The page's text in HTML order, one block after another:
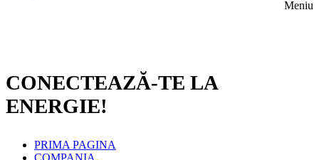
Meniu
CONECTEAZĂ-TE LA
ENERGIE!
PRIMA PAGINA
COMPANIA